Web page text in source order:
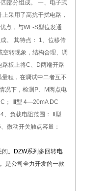
部分组成。 一、电子式
采用了高抗干扰电路，
点，与WF-S型位发通
。 其特点： 1、位移传
转现象，结构合理、调
路板上将C、D两端开路
程，在调试中二者互不
况下，检测P、M两点电
； Ⅲ型 4—20mA DC
负载电阻范围： Ⅱ型
微动开关触点容量：
。 DZW系列多回转电
是公司全力开发的一款